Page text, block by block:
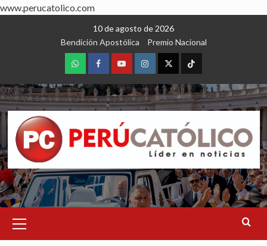
www.perucatolico.com
10 de agosto de 2026
Bendición Apostólica
Premio Nacional
WhatsAppFacebookYoutubeInstagram
X TikTok
Menu